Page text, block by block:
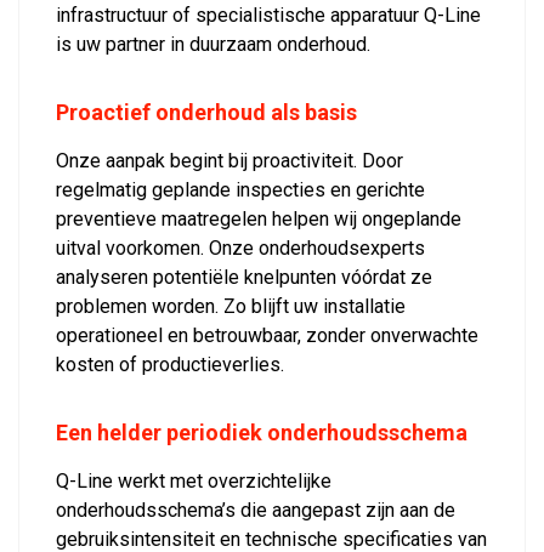
infrastructuur of specialistische apparatuur Q-Line
is uw partner in duurzaam onderhoud.
Proactief onderhoud als basis
Onze aanpak begint bij proactiviteit. Door
regelmatig geplande inspecties en gerichte
preventieve maatregelen helpen wij ongeplande
uitval voorkomen. Onze onderhoudsexperts
analyseren potentiële knelpunten vóórdat ze
problemen worden. Zo blijft uw installatie
operationeel en betrouwbaar, zonder onverwachte
kosten of productieverlies.
Een helder periodiek onderhoudsschema
Q-Line werkt met overzichtelijke
onderhoudsschema’s die aangepast zijn aan de
gebruiksintensiteit en technische specificaties van